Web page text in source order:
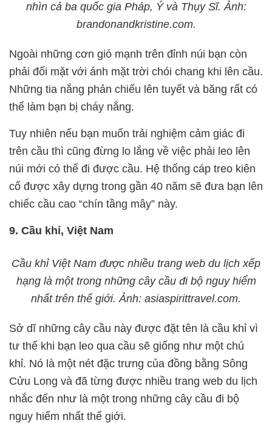
nhìn cả ba quốc gia Pháp, Ý và Thụy Sĩ. Ảnh:
brandonandkristine.com.
Ngoài những cơn gió mạnh trên đỉnh núi bạn còn
phải đối mặt với ánh mặt trời chói chang khi lên cầu.
Những tia nắng phản chiếu lên tuyết và băng rất có
thể làm bạn bị cháy nắng.
Tuy nhiên nếu bạn muốn trải nghiệm cảm giác đi
trên cầu thì cũng đừng lo lắng về việc phải leo lên
núi mới có thể đi được cầu. Hệ thống cáp treo kiên
cố được xây dựng trong gần 40 năm sẽ đưa bạn lên
chiếc cầu cao “chín tầng mây” này.
9. Cầu khỉ, Việt Nam
Cầu khỉ Việt Nam được nhiều trang web du lịch xếp
hạng là một trong những cây cầu đi bộ nguy hiểm
nhất trên thế giới. Ảnh: asiaspirittravel.com.
Sở dĩ những cây cầu này được đặt tên là cầu khỉ vì
tư thế khi bạn leo qua cầu sẽ giống như một chú
khỉ. Nó là một nét đặc trưng của đồng bằng Sông
Cửu Long và đã từng được nhiều trang web du lịch
nhắc đến như là một trong những cây cầu đi bộ
nguy hiểm nhất thế giới.